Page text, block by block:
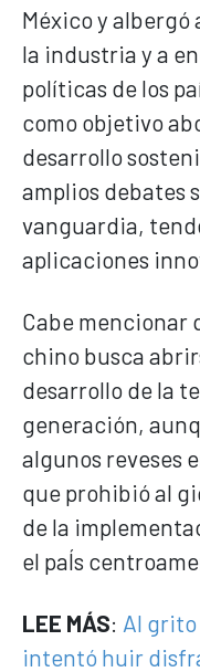
México y albergó
la industria y a
políticas de los
como objetivo
desarrollo
amplios debates
vanguardia,
aplicaciones
Cabe mencionar
chino busca
desarrollo de la
generación,
algunos reveses
que prohibió al
de la
el paÍs
LEE MÁS: Al grito
intentó huir